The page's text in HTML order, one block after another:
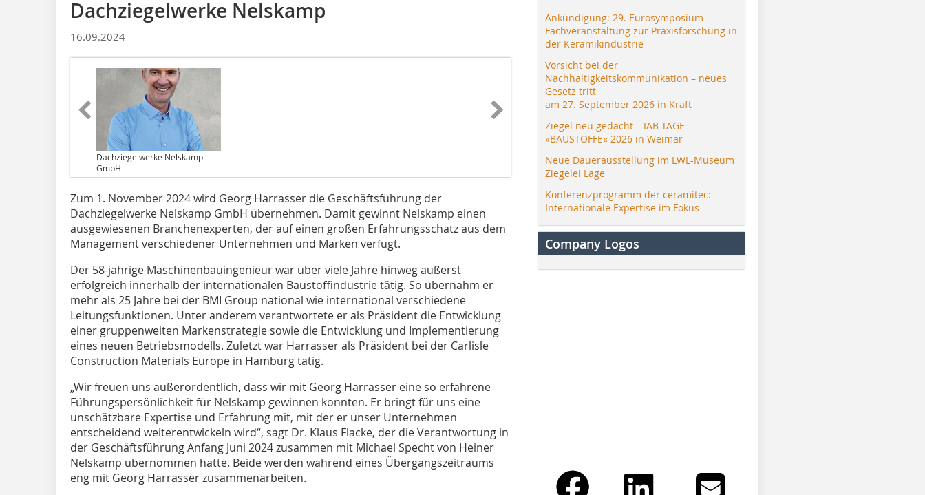
Dachziegelwerke Nelskamp
16.09.2024
Dachziegelwerke Nelskamp
GmbH
Zum 1. November 2024 wird Georg Harrasser die Geschäftsführung der
Dachziegelwerke Nelskamp GmbH übernehmen. Damit gewinnt Nelskamp einen
ausgewiesenen Branchenexperten, der auf einen großen Erfahrungsschatz aus dem
Management verschiedener Unternehmen und Marken verfügt.
Der 58-jährige Maschinenbauingenieur war über viele Jahre hinweg äußerst
erfolgreich innerhalb der internationalen Baustoffindustrie tätig. So übernahm er
mehr als 25 Jahre bei der BMI Group national wie international verschiedene
Leitungsfunktionen. Unter anderem verantwortete er als Präsident die Entwicklung
einer gruppenweiten Markenstrategie sowie die Entwicklung und Implementierung
eines neuen Betriebsmodells. Zuletzt war Harrasser als Präsident bei der Carlisle
Construction Materials Europe in Hamburg tätig.
„Wir freuen uns außerordentlich, dass wir mit Georg Harrasser eine so erfahrene
Führungspersönlichkeit für Nelskamp gewinnen konnten. Er bringt für uns eine
unschätzbare Expertise und Erfahrung mit, mit der er unser Unternehmen
entscheidend weiterentwickeln wird“, sagt Dr. Klaus Flacke, der die Verantwortung in
der Geschäftsführung Anfang Juni 2024 zusammen mit Michael Specht von Heiner
Nelskamp übernommen hatte. Beide werden während eines Übergangszeitraums
eng mit Georg Harrasser zusammenarbeiten.
Ankündigung: 29. Eurosymposium –
Fachveranstaltung zur Praxisforschung in
der Keramikindustrie
Vorsicht bei der
Nachhaltigkeitskommunikation – neues
Gesetz tritt
am 27. September 2026 in Kraft
Ziegel neu gedacht – IAB-TAGE
»BAUSTOFFE« 2026 in Weimar
Neue Dauerausstellung im LWL-Museum
Ziegelei Lage
Konferenzprogramm der ceramitec:
Internationale Expertise im Fokus
Company Logos